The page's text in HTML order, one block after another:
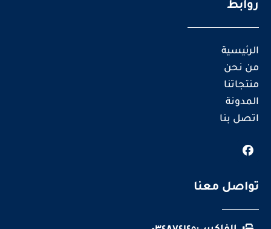
روابط
الرئيسية
من نحن
منتجاتنا
المدونة
اتصل بنا
تواصل معنا